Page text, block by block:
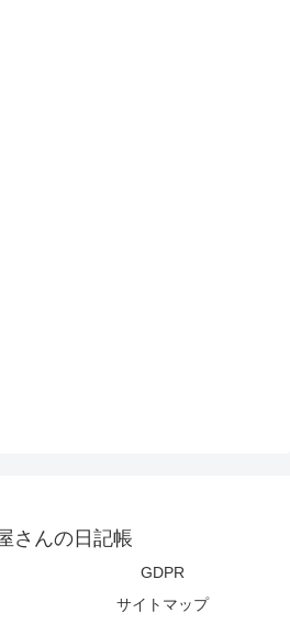
さんの日記帳
GDPR
サイトマップ